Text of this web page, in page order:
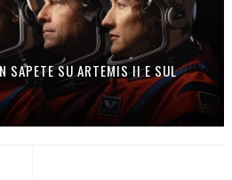
SAPETE SU ARTEMIS II E SUL